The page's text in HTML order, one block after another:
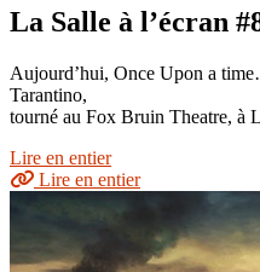
La Salle à l’écran
Aujourd’hui, Once Upon a
Tarantino,
tourné au Fox Bruin Theatre, à
Lire en entier
Lire en entier